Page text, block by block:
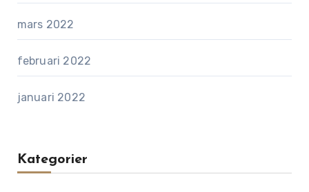
mars 2022
februari 2022
januari 2022
Kategorier